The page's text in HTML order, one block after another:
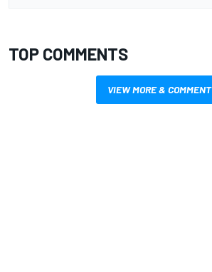
TOP COMMENTS
VIEW MORE & COMMENT